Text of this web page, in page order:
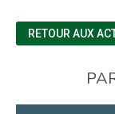
RETOUR AUX